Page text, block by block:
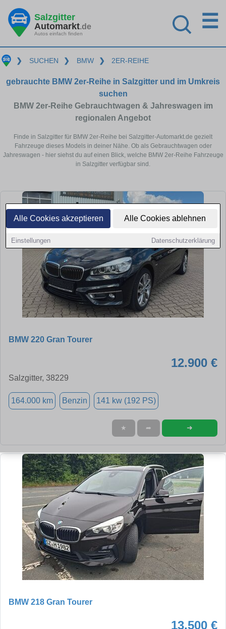
Alle Cookies akzeptieren Alle Cookies ablehnen
Einstellungen Datenschutzerklärung
Salzgitter
Automarkt.de
Autos einfach finden
☰
❯ SUCHEN ❯ BMW ❯ 2ER-REIHE
gebrauchte BMW 2er-Reihe in Salzgitter und im Umkreis
suchen
BMW 2er-Reihe Gebrauchtwagen & Jahreswagen im
regionalen Angebot
Finde in Salzgitter für BMW 2er-Reihe bei Salzgitter-Automarkt.de gezielt
Fahrzeuge dieses Models in deiner Nähe. Ob als Gebrauchtwagen oder
Jahreswagen - hier siehst du auf einen Blick, welche BMW 2er-Reihe Fahrzeuge
in Salzgitter verfügbar sind.
BMW 220 Gran Tourer
12.900 €
Salzgitter, 38229
164.000 km Benzin 141 kw (192 PS)
★ ➦ ➜
BMW 218 Gran Tourer
13.500 €